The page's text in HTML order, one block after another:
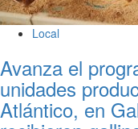
Local
Avanza el
unidades
Atlántico, en